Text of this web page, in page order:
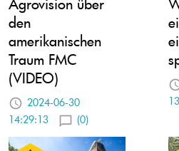
den
amerikanischen
Traum FMC
(VIDEO)
2024-06-30
14:29:13
(0)